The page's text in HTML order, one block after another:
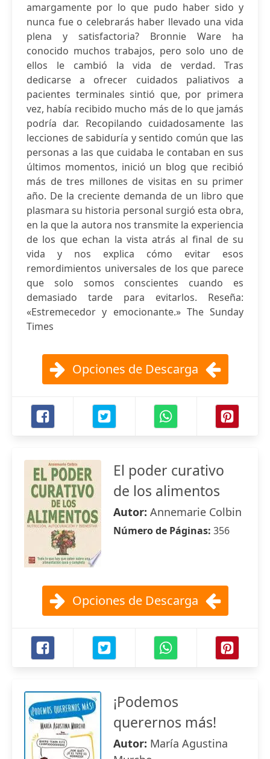
amargamente por lo que pudo haber sido y
nunca fue o celebrarás haber llevado una vida
plena y satisfactoria? Bronnie Ware ha
conocido muchos trabajos, pero solo uno de
ellos le cambió la vida de verdad. Tras
dedicarse a ofrecer cuidados paliativos a
pacientes terminales sintió que, por primera
vez, había recibido mucho más de lo que jamás
podría dar. Recopilando cuidadosamente las
lecciones de sabiduría y sentido común que las
personas a las que cuidaba le contaban en sus
últimos momentos, inició un blog que recibió
más de tres millones de visitas en su primer
año. De la creciente demanda de un libro que
plasmara su historia personal surgió esta obra,
en la que la autora nos transmite la experiencia
de los que echan la vista atrás al final de su
vida y nos explica cómo evitar esos
remordimientos universales de los que parece
que solo somos conscientes cuando es
demasiado tarde para evitarlos. Reseña:
«Estremecedor y emocionante.» The Sunday
Times
Opciones de Descarga
El poder curativo
de los alimentos
Autor: Annemarie Colbin
Número de Páginas: 356
Opciones de Descarga
¡Podemos
querernos más!
Autor: María Agustina